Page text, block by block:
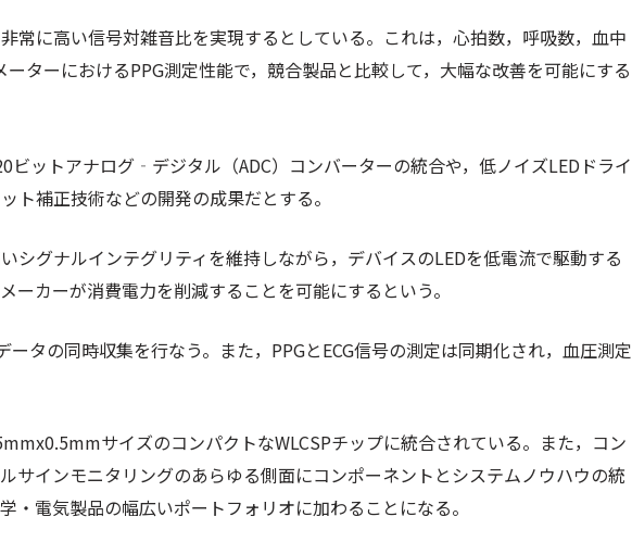
常に高い信号対雑音比を実現するとしている。これは，心拍数，呼吸数，血中
ーターにおけるPPG測定性能で，競合製品と比較して，大幅な改善を可能にする
ビットアナログ‐デジタル（ADC）コンバーターの統合や，低ノイズLEDドライ
ト補正技術などの開発の成果だとする。
シグナルインテグリティを維持しながら，デバイスのLEDを低電流で駆動する
ーカーが消費電力を削減することを可能にするという。
ータの同時収集を行なう。また，PPGとECG信号の測定は同期化され，血圧測定
サイズのコンパクトなWLCSPチップに統合されている。また，コン
サインモニタリングのあらゆる側面にコンポーネントとシステムノウハウの統
・電気製品の幅広いポートフォリオに加わることになる。